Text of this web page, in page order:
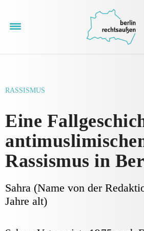
RASSISMUS
Eine
Rassismus in
Sahra (Name von der
Jahre alt)